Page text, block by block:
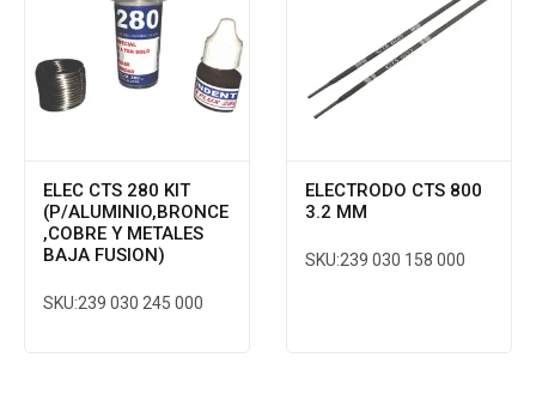
ELEC CTS 280 KIT
(P/ALUMINIO,BRONCE
,COBRE Y METALES
BAJA FUSION)
SKU:239 030 245 000
ELECTRODO CTS 800
3.2 MM
SKU:239 030 158 000